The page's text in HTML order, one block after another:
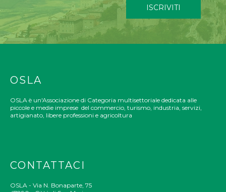
ISCRIVITI
OSLA
OSLA è un'Associazione di Categoria multisettoriale dedicata alle
piccole e medie imprese del commercio, turismo, industria, servizi,
artigianato, libere professioni e agricoltura
CONTATTACI
OSLA - Via N. Bonaparte, 75